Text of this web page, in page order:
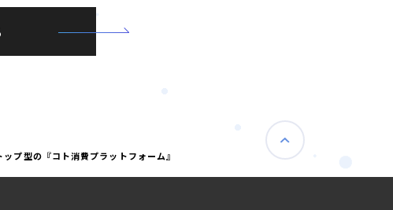
プ型の『コト消費プラットフォーム』